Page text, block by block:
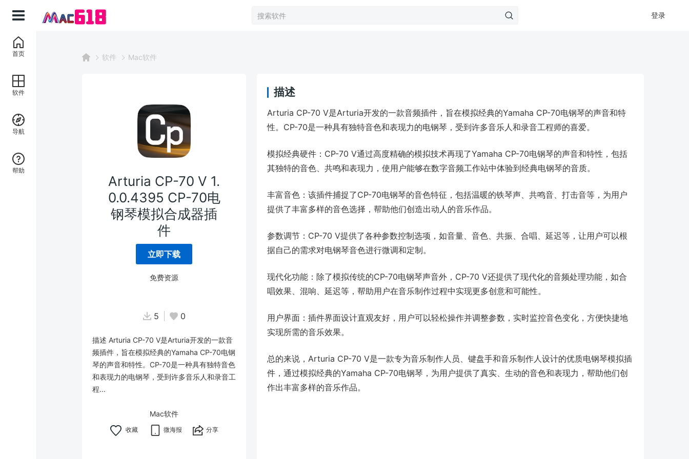
登录
软件 Mac软件
Arturia CP-70 V 1.
0.0.4395 CP-70电
钢琴模拟合成器插
件
立即下载
免费资源
5 0
描述 Arturia CP-70 V是Arturia开发的一款音
频插件，旨在模拟经典的Yamaha CP-70电钢
琴的声音和特性。CP-70是一种具有独特音色
和表现力的电钢琴，受到许多音乐人和录音工
程...
Mac软件
微海报 分享
描述
Arturia CP-70 V是Arturia开发的一款音频插件，旨在模拟经典的Yamaha CP-70电钢琴的声音和特
性。CP-70是一种具有独特音色和表现力的电钢琴，受到许多音乐人和录音工程师的喜爱。
模拟经典硬件：CP-70 V通过高度精确的模拟技术再现了Yamaha CP-70电钢琴的声音和特性，包括
其独特的音色、共鸣和表现力，使用户能够在数字音频工作站中体验到经典电钢琴的音质。
丰富音色：该插件捕捉了CP-70电钢琴的音色特征，包括温暖的铁琴声、共鸣音、打击音等，为用户
提供了丰富多样的音色选择，帮助他们创造出动人的音乐作品。
参数调节：CP-70 V提供了各种参数控制选项，如音量、音色、共振、合唱、延迟等，让用户可以根
据自己的需求对电钢琴音色进行微调和定制。
现代化功能：除了模拟传统的CP-70电钢琴声音外，CP-70 V还提供了现代化的音频处理功能，如合
唱效果、混响、延迟等，帮助用户在音乐制作过程中实现更多创意和可能性。
用户界面：插件界面设计直观友好，用户可以轻松操作并调整参数，实时监控音色变化，方便快捷地
实现所需的音乐效果。
总的来说，Arturia CP-70 V是一款专为音乐制作人员、键盘手和音乐制作人设计的优质电钢琴模拟插
件，通过模拟经典的Yamaha CP-70电钢琴，为用户提供了真实、生动的音色和表现力，帮助他们创
作出丰富多样的音乐作品。
首页
软件
导航
帮助